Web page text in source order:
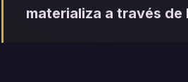
materializa a través de